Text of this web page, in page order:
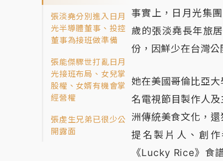
張淡堯分別進入日月
光半導體董事、投控
董事為接班做準備
張能傑驟世打亂日月
光接班布局、女兒掌
股權、女婿有機會掌
經營權
張虔生兄弟已很少公
開露面
事實上，日月光集
歲的張淡堯長年旅
份，因鮮少在台灣
她在美國哥倫比亞
名電視節目製作人
洲傳統美食文化，
提名製片人、創
《Lucky Rice》食